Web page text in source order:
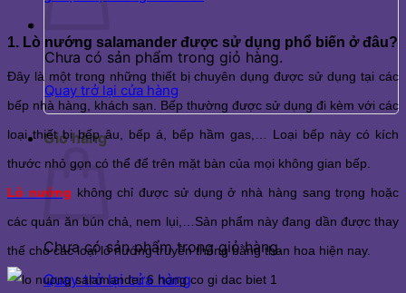
Chưa có sản phẩm trong giỏ hàng.
Quay trở lại cửa hàng
Giỏ hàng
Chưa có sản phẩm trong giỏ hàng.
Quay trở lại cửa hàng
1. Lò nướng salamander được sử dụng phổ biến ở đâu?
Đây là một trong những thiết bị chuyên dụng được sử dụng tại các
bếp nhà hàng, khách sạn. Bếp thường được sử dụng đi kèm với các
loại thiết bị bếp âu, bếp á, bếp hầm gas,… Loại bếp này có kích
thước nhỏ gọn có thể để trên mặt bàn của mọi không gian bếp.
Lò nướng không chỉ được sử dụng ở nhà hàng sang trọng hoặc
các quán ăn bún chả, nem lụi,…Sản phẩm này đang dần được thay
thế cho các loại lò nướng truyền thống bằng than hoa hiện nay.